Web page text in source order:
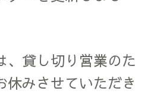
、貸し切り営業のた
休みさせていただき